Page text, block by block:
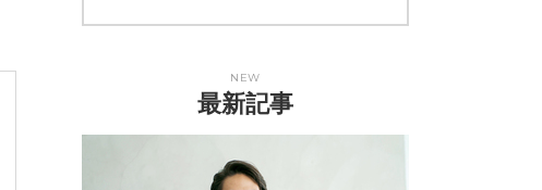
NEW
最新記事